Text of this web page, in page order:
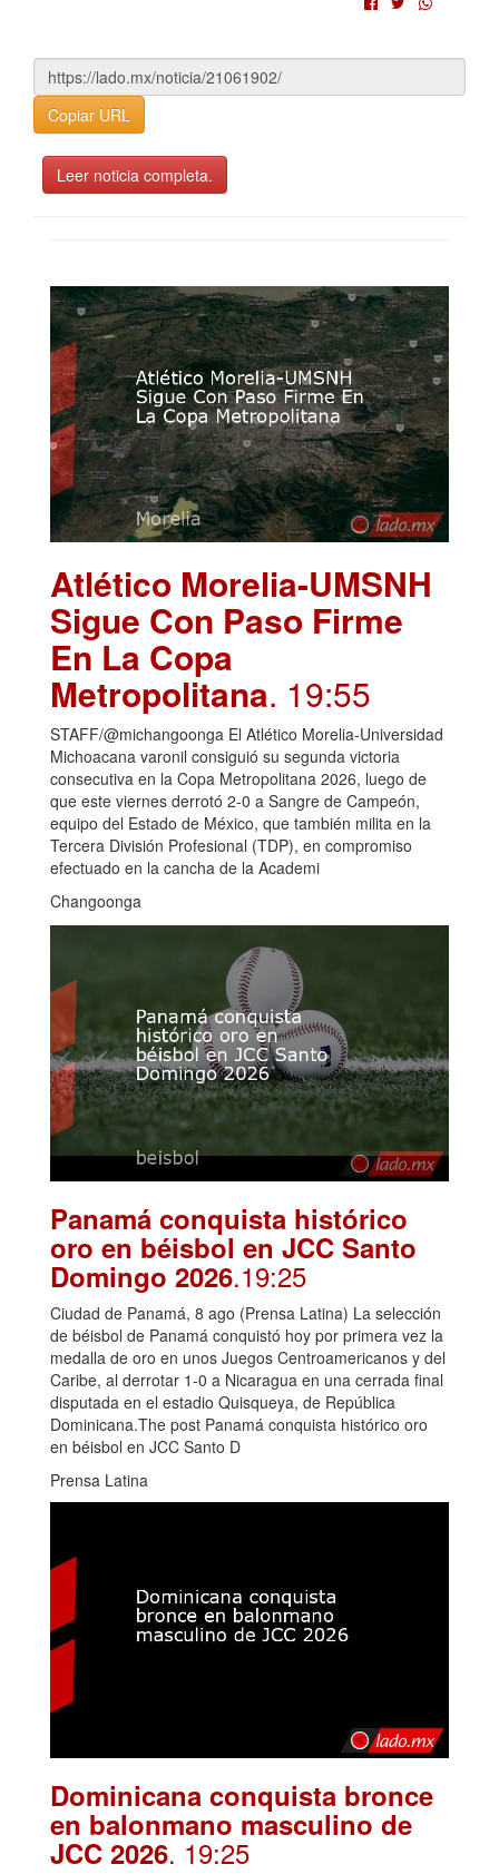
Copiar URL
Leer noticia completa.
Atlético Morelia-UMSNH
Sigue Con Paso Firme
En La Copa
Metropolitana. 19:55
STAFF/@michangoonga El Atlético Morelia-Universidad
Michoacana varonil consiguió su segunda victoria
consecutiva en la Copa Metropolitana 2026, luego de
que este viernes derrotó 2-0 a Sangre de Campeón,
equipo del Estado de México, que también milita en la
Tercera División Profesional (TDP), en compromiso
efectuado en la cancha de la Academi
Changoonga
Panamá conquista histórico
oro en béisbol en JCC Santo
Domingo 2026.19:25
Ciudad de Panamá, 8 ago (Prensa Latina) La selección
de béisbol de Panamá conquistó hoy por primera vez la
medalla de oro en unos Juegos Centroamericanos y del
Caribe, al derrotar 1-0 a Nicaragua en una cerrada final
disputada en el estadio Quisqueya, de República
Dominicana.The post Panamá conquista histórico oro
en béisbol en JCC Santo D
Prensa Latina
Dominicana conquista bronce
en balonmano masculino de
JCC 2026. 19:25